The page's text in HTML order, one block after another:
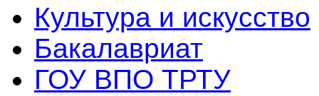
Культура и искусство
Бакалавриат
ГОУ ВПО ТРТУ